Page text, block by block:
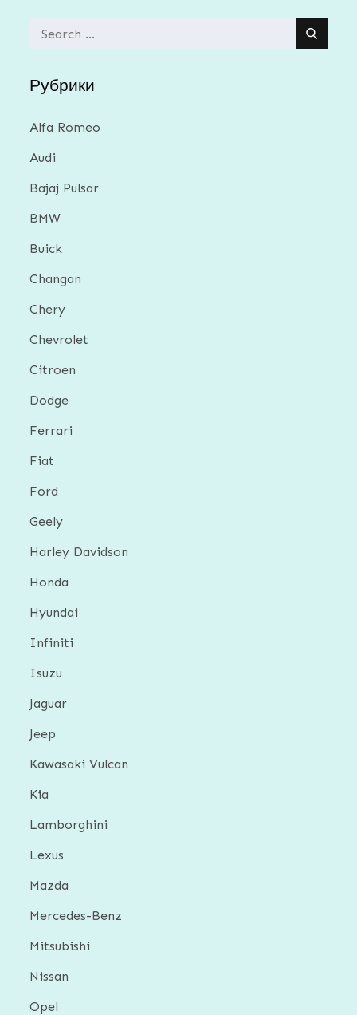
Search
Рубрики
Alfa Romeo
Audi
Bajaj Pulsar
BMW
Buick
Changan
Chery
Chevrolet
Citroen
Dodge
Ferrari
Fiat
Ford
Geely
Harley Davidson
Honda
Hyundai
Infiniti
Isuzu
Jaguar
Jeep
Kawasaki Vulcan
Kia
Lamborghini
Lexus
Mazda
Mercedes-Benz
Mitsubishi
Nissan
Opel